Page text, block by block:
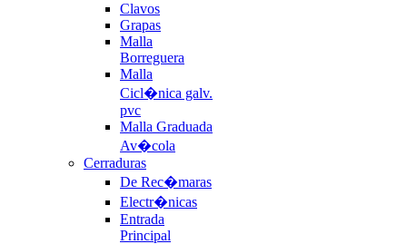
Clavos
Grapas
Malla
Borreguera
Malla
Cicl�nica galv.
pvc
Malla Graduada
Av�cola
Cerraduras
De Rec�maras
Electr�nicas
Entrada
Principal